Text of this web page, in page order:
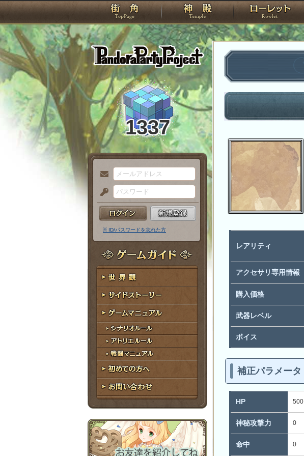
PandoraPartyProject
TOP 神殿
1337
メ
ー
ル
ア
ド
レ
ス
パ
ス
ー
ド
※ ID/パスワードを忘れた方
ゲームガイド
世界観
サイドストーリー
ゲームマニュアル
シナリオルール
アトリエルール
戦闘マニュアル
初めての方へ
お問い合わせ
レアリティ
アクセサリ専用情報
購入価格
武器レベル
ボイス
補正パラメータ
HP 500
神秘攻撃力 0
命中 0